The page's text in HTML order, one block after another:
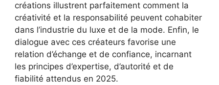
créations illustrent parfaitement comment la
créativité et la responsabilité peuvent cohabiter
dans l’industrie du luxe et de la mode. Enfin, le
dialogue avec ces créateurs favorise une
relation d’échange et de confiance, incarnant
les principes d’expertise, d’autorité et de
fiabilité attendus en 2025.